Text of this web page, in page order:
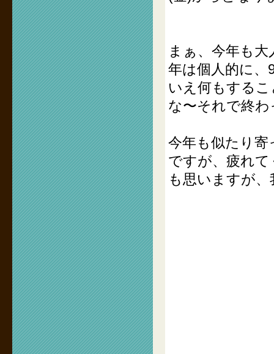
まぁ、今年も
年は個人的に、
いえ何もする
な〜それで終
今年も似たり
ですが、疲れ
も思いますが、